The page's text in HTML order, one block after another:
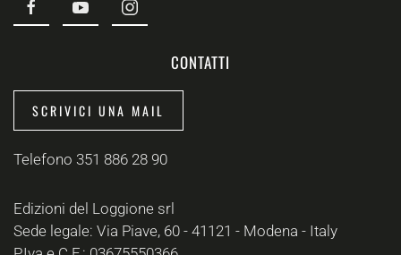
CONTATTI
SCRIVICI UNA MAIL
Telefono 351 886 28 90
Edizioni del Loggione srl
Sede legale: Via Piave, 60 - 41121 - Modena - Italy